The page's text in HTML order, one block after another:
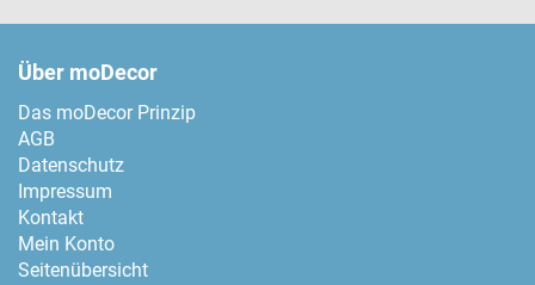
Über moDecor
Das moDecor Prinzip
AGB
Datenschutz
Impressum
Kontakt
Mein Konto
Seitenübersicht